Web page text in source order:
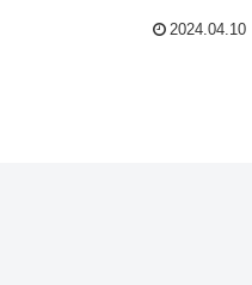
2024.04.10